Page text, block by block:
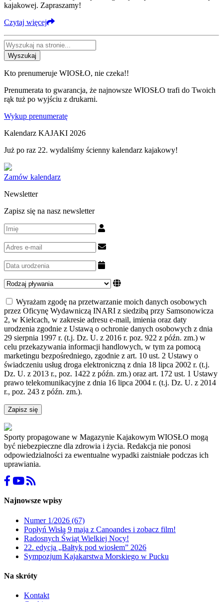
kajakowej. Zapraszamy!
Czytaj więcej
Wyszukaj
Kto prenumeruje WIOSŁO, nie czeka!!
Prenumerata to gwarancja, że najnowsze WIOSŁO trafi do Twoich
rąk tuż po wyjściu z drukarni.
Wykup prenumeratę
Kalendarz KAJAKI 2026
Już po raz 22. wydaliśmy ścienny kalendarz kajakowy!
Zamów kalendarz
Newsletter
Zapisz się na nasz newsletter
Wyrażam zgodę na przetwarzanie moich danych osobowych
przez Oficynę Wydawniczą INARI z siedzibą przy Samsonowicza
2, w Kielcach, w zakresie adresu e-mail, imienia oraz daty
urodzenia zgodnie z Ustawą o ochronie danych osobowych z dnia
29 sierpnia 1997 r. (t.j. Dz. U. z 2016 r. poz. 922 z późn. zm.) w
celu przekazywania informacji handlowych, w tym za pomocą
marketingu bezpośredniego, zgodnie z art. 10 ust. 2 Ustawy o
świadczeniu usług droga elektroniczną z dnia 18 lipca 2002 r. (t.j.
Dz. U. z 2013 r., poz. 1422 z późn. zm.) oraz art. 172 ust. 1 Ustawy
prawo telekomunikacyjne z dnia 16 lipca 2004 r. (t.j. Dz. U. z 2014
r., poz. 243 z późn. zm.).
Zapisz się
Sporty propagowane w Magazynie Kajakowym WIOSŁO mogą
być niebezpieczne dla zdrowia i życia. Redakcja nie ponosi
odpowiedzialności za ewentualne wypadki zaistniałe podczas ich
uprawiania.
Najnowsze wpisy
Numer 1/2026 (67)
Popłyń Wisłą 9 maja z Canoandes i zobacz film!
Radosnych Świąt Wielkiej Nocy!
22. edycja „Bałtyk pod wiosłem” 2026
Sympozjum Kajakarstwa Morskiego w Pucku
Na skróty
Kontakt